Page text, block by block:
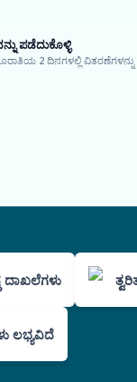
ಪಡೆದುಕೊಳ್ಳಿ
2 ದಿನಗಳಲ್ಲಿ
ದಾಖಲೆಗಳು
ಲಭ್ಯವಿದೆ